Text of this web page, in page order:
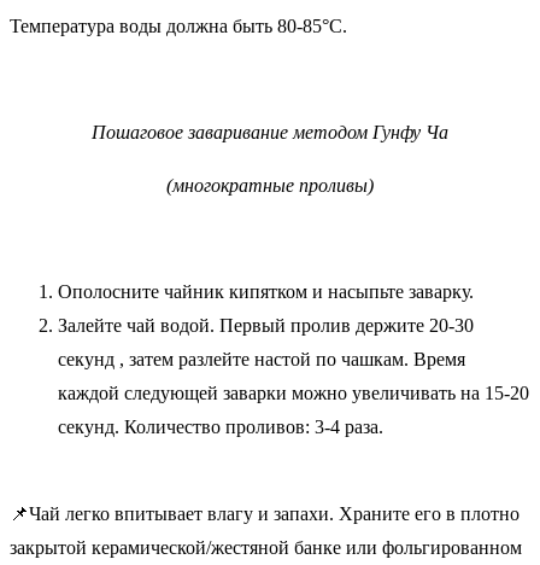
Температура воды должна быть 80-85°C.
Пошаговое заваривание методом Гунфу Ча
(многократные проливы)
Ополосните чайник кипятком и насыпьте заварку.
Залейте чай водой. Первый пролив держите 20-30
секунд , затем разлейте настой по чашкам. Время
каждой следующей заварки можно увеличивать на 15-20
секунд. Количество проливов: 3-4 раза.
📌Чай легко впитывает влагу и запахи. Храните его в плотно
закрытой керамической/жестяной банке или фольгированном